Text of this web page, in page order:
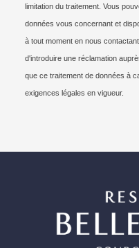
limitation du traitement. Vous
données vous concernant et
à tout moment en nous
d'introduire une réclamation
que ce traitement de données à
exigences légales en vigueur.